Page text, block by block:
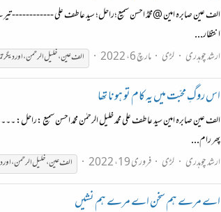
الف عین صابرہ امین @محمٰڈ احسن سمیع؛راحل؛ سید عاطف علی ------------
انتظار...
ارشد چوہدری
لڑی مارچ 6، 2022 الفعین،خلیلالرحمن،اوردیگر
اس روگِ محبّت میں یہ کام تو ہونا تھا
الف عین صابرہ امین سید عاطف علی محمد خلیل الرحمٰن محمّد احسن سمیع
پھر رام...
ارشد چوہدری
لڑی فروری 19، 2022 الفعین،خلیلالرحمن،اور
اے مرے ہم سخن اے مرے ہم نشیں